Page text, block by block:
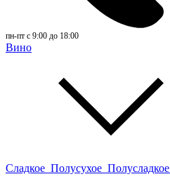
пн-пт с 9:00 до 18:00
Вино
Сладкое Полусухое Полусладкое